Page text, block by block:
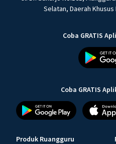
Selatan, Daerah
Coba GRATIS
Coba GRATIS
Produk Ruangguru